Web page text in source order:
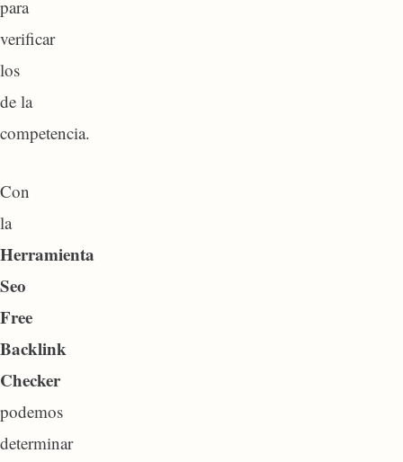
para
verificar
los
de la
competencia.
Con
la
Herramienta
Seo
Free
Backlink
Checker
podemos
determinar